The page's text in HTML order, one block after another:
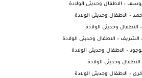
– الاطفال وحديثى الولادة
– الاطفال وحديثى الولادة
وحديثى الولادة
– الاطفال وحديثى الولادة
– الاطفال وحديثى الولادة
وحديثى الولادة
– الاطفال وحديثى الولادة